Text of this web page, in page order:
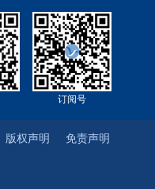
订阅号
免责声明
版权声明